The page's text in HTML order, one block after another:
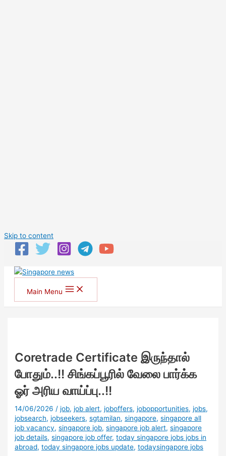
Skip to content
Main Menu
Coretrade Certificate இருந்தால்
போதும்..!! சிங்கப்பூரில் வேலை பார்க்க
ஓர் அரிய வாய்ப்பு..!!
14/06/2026 /job,job alert,joboffers,jobopportunities,jobs,
jobsearch,jobseekers,sgtamilan,singapore,singapore all
job vacancy,singapore job,singapore job alert,singapore
job details,singapore job offer,today singapore jobs jobs in
abroad,today singapore jobs update,todaysingapore jobs